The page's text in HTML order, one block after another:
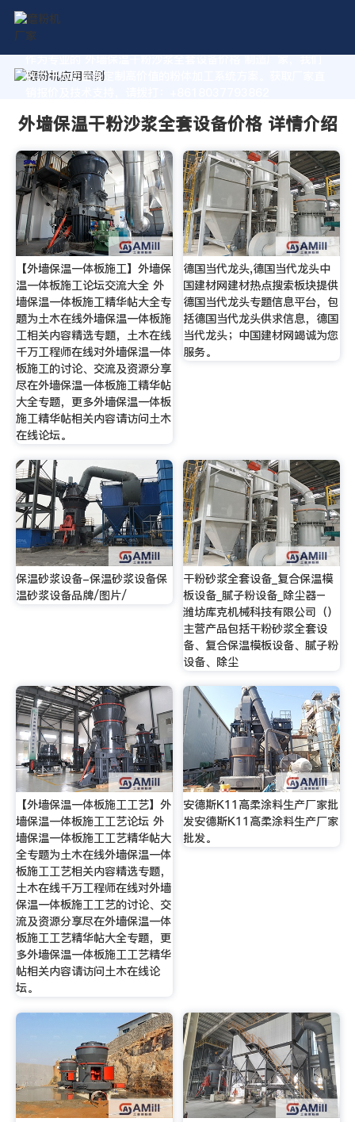
作为专业的 外墙保温干粉沙浆全套设备价格 制造厂家，我们
致力于为您量身定制高价值的粉体加工系统方案。获取厂家直
外墙保温干粉沙浆全套设备价格 详情介绍
【外墙保温一体板施工】外墙保
温一体板施工论坛交流大全 外
墙保温一体板施工精华帖大全专
题为土木在线外墙保温一体板施
工相关内容精选专题，土木在线
千万工程师在线对外墙保温一体
板施工的讨论、交流及资源分享
尽在外墙保温一体板施工精华帖
大全专题，更多外墙保温一体板
施工精华帖相关内容请访问土木
在线论坛。
德国当代龙头,德国当代龙头中
国建材网建材热点搜索板块提供
德国当代龙头专题信息平台，包
括德国当代龙头供求信息，德国
当代龙头；中国建材网竭诚为您
服务。
保温砂浆设备-保温砂浆设备保
温砂浆设备品牌/图片/
干粉砂浆全套设备_复合保温模
板设备_腻子粉设备_除尘器–
潍坊库克机械科技有限公司（）
主营产品包括干粉砂浆全套设
备、复合保温模板设备、腻子粉
设备、除尘
【外墙保温一体板施工工艺】外
墙保温一体板施工工艺论坛 外
墙保温一体板施工工艺精华帖大
全专题为土木在线外墙保温一体
板施工工艺相关内容精选专题，
土木在线千万工程师在线对外墙
保温一体板施工工艺的讨论、交
流及资源分享尽在外墙保温一体
板施工工艺精华帖大全专题，更
多外墙保温一体板施工工艺精华
帖相关内容请访问土木在线论
坛。
安德斯K11高柔涂料生产厂家批
发安德斯K11高柔涂料生产厂家
批发。